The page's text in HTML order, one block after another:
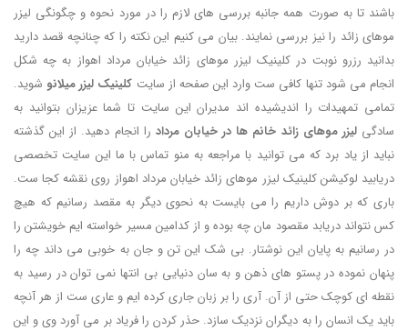
باشند تا به صورت همه جانبه بررسی های لازم را در مورد نحوه و چگونگی لیزر
موهای زائد را نیز بررسی نمایند. بیان می کنیم این نکته را که چنانچه قصد دارید
بدانید رزرو نوبت در کلینیک لیزر موهای زائد خیابان مرداد اهواز به چه شکل
انجام می شود تنها کافی ست وارد این صفحه از سایت کلینیک لیزر میلانو شوید.
تمامی تمهیدات را اندیشیده اند مدیران این سایت تا شما عزیزان بتوانید به
سادگیلیزر موهای زائد خانم ها در خیابان مرداد را انجام دهید. از این گذشته
نباید از یاد برد که می توانید با مراجعه به منو تماس با ما این سایت تخصصی
دریابید لوکیشن کلینیک لیزر موهای زائد خیابان مرداد اهواز روی نقشه کجا ست.
باری که بر دوش داریم را می بایست به نحوی دیگر به مقصد رسانیم که هیچ
کس نتواند دریابد مقصود مان چه بوده و از کدامین مسیر خواسته ایم خویشتن را
در رسانیم به پایان این نوشتار. بی شک این تن و جان به خوبی می داند چه را
پنهان نموده در پستو های ذهن و به سان دنیایی بی انتها نمی توان در رسید به
نقطه ای کوچک حتی از آن. آری را بر زبان جاری کرده ایم و عاری ست از هر آنچه
باید یک انسان را به دیگران نزدیک سازد. حذر کردن را فریاد بر می آورد وی و این